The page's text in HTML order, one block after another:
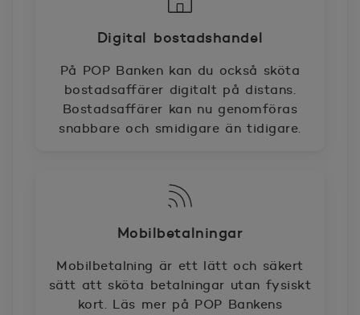
Digital bostadshandel
På POP Banken kan du också sköta
bostadsaffärer digitalt på distans.
Bostadsaffärer kan nu genomföras
snabbare och smidigare än tidigare.
Mobilbetalningar
Mobilbetalning är ett lätt och säkert
sätt att sköta betalningar utan fysiskt
kort. Läs mer på POP Bankens